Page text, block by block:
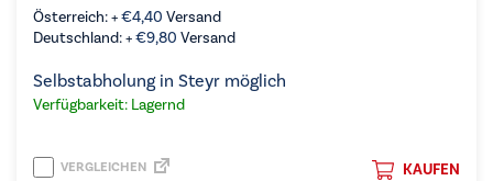
Österreich: +€4,40 Versand
Deutschland: +€9,80 Versand
Selbstabholung in Steyr möglich
Verfügbarkeit: Lagernd
KAUFEN
VERGLEICHEN